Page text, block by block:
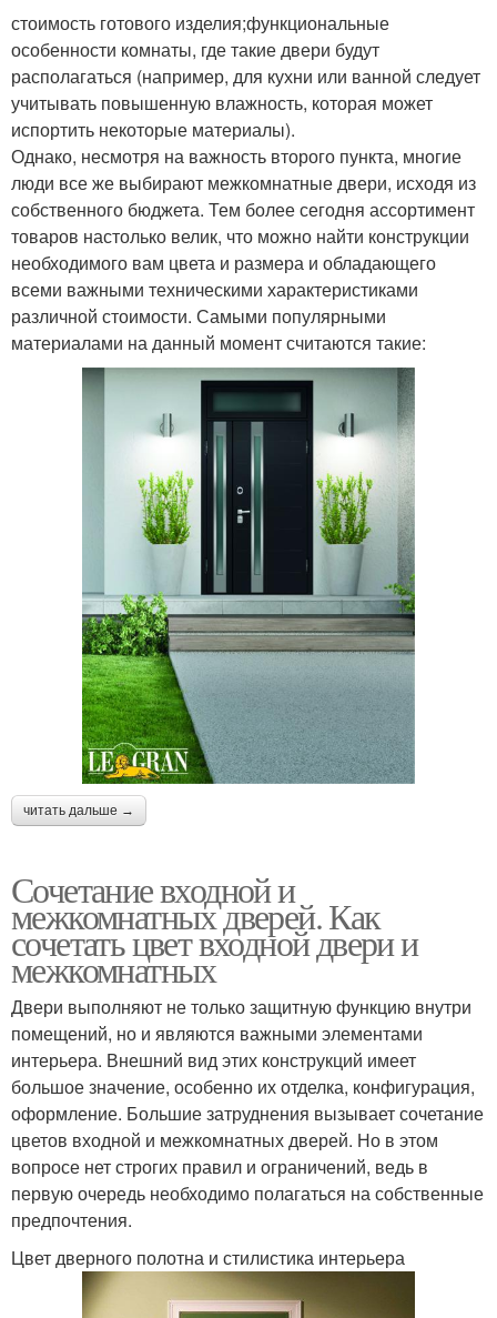
стоимость готового изделия;функциональные
особенности комнаты, где такие двери будут
располагаться (например, для кухни или ванной следует
учитывать повышенную влажность, которая может
испортить некоторые материалы).
Однако, несмотря на важность второго пункта, многие
люди все же выбирают межкомнатные двери, исходя из
собственного бюджета. Тем более сегодня ассортимент
товаров настолько велик, что можно найти конструкции
необходимого вам цвета и размера и обладающего
всеми важными техническими характеристиками
различной стоимости. Самыми популярными
материалами на данный момент считаются такие:
читать дальше →
Сочетание входной и
межкомнатных дверей. Как
сочетать цвет входной двери и
межкомнатных
Двери выполняют не только защитную функцию внутри
помещений, но и являются важными элементами
интерьера. Внешний вид этих конструкций имеет
большое значение, особенно их отделка, конфигурация,
оформление. Большие затруднения вызывает сочетание
цветов входной и межкомнатных дверей. Но в этом
вопросе нет строгих правил и ограничений, ведь в
первую очередь необходимо полагаться на собственные
предпочтения.
Цвет дверного полотна и стилистика интерьера